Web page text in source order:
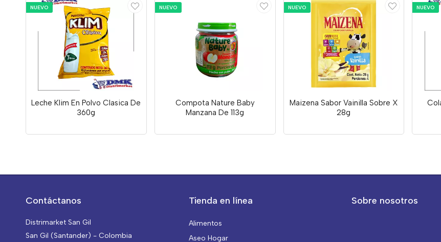
NUEVO
Leche Klim En Polvo Clasica De
360g
NUEVO
Compota Nature Baby
Manzana De 113g
NUEVO
Maizena Sabor Vainilla Sobre X
28g
NUEVO
Contáctanos
Distrimarket San Gil
San Gil (Santander) - Colombia
Tienda en línea
Alimentos
Aseo Hogar
Sobre nosotros